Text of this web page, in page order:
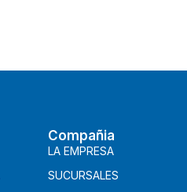
Compañia
LA EMPRESA
SUCURSALES